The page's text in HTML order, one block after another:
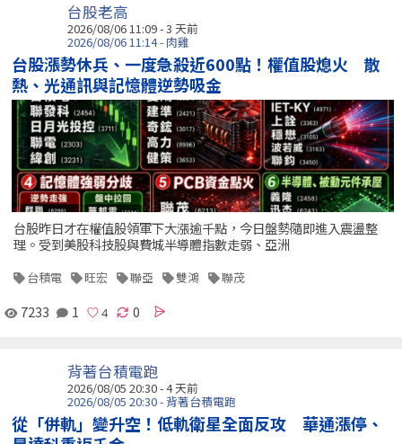
台股老高
2026/08/06 11:09 - 3 天前
2026/08/06 11:14 - 肉雞
台股漲勢休兵、一度急殺近600點！權值股熄火 散
熱、光通訊與記憶體逆勢吸金
台股昨日才在權值股領軍下大漲逾千點，今日盤勢隨即進入震盪整
理。受到美股科技股與費城半導體指數走弱、亞洲
台積電 旺宏 聯亞 雙鴻 聯茂
7233 1 0
背著台積電跑
2026/08/05 20:30 - 4 天前
2026/08/05 20:30 - 背著台積電跑
從「併軌」變升空！低軌衛星全面反攻 華通漲停、